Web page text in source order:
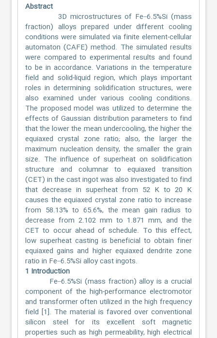
Abstract
3D microstructures of Fe–6.5%Si (mass
fraction) alloys prepared under different cooling
conditions were simulated via finite element-cellular
automaton (CAFE) method. The simulated results
were compared to experimental results and found
to be in accordance. Variations in the temperature
field and solid-liquid region, which plays important
roles in determining solidification structures, were
also examined under various cooling conditions.
The proposed model was utilized to determine the
effects of Gaussian distribution parameters to find
that the lower the mean undercooling, the higher the
equiaxed crystal zone ratio; also, the larger the
maximum nucleation density, the smaller the grain
size. The influence of superheat on solidification
structure and columnar to equiaxed transition
(CET) in the cast ingot was also investigated to find
that decrease in superheat from 52 K to 20 K
causes the equiaxed crystal zone ratio to increase
from 58.13% to 65.6%, the mean gain radius to
decrease from 2.102 mm to 1.871 mm, and the
CET to occur ahead of schedule. To this effect,
low superheat casting is beneficial to obtain finer
equiaxed gains and higher equiaxed dendrite zone
ratio in Fe–6.5%Si alloy cast ingots.
1 Introduction
Fe–6.5%Si (mass fraction) alloy is a crucial
component of the high-performance electromotor
and transformer often utilized in the high frequency
field [1]. The material is favored over conventional
silicon steel for its excellent soft magnetic
properties such as high permeability, high electrical